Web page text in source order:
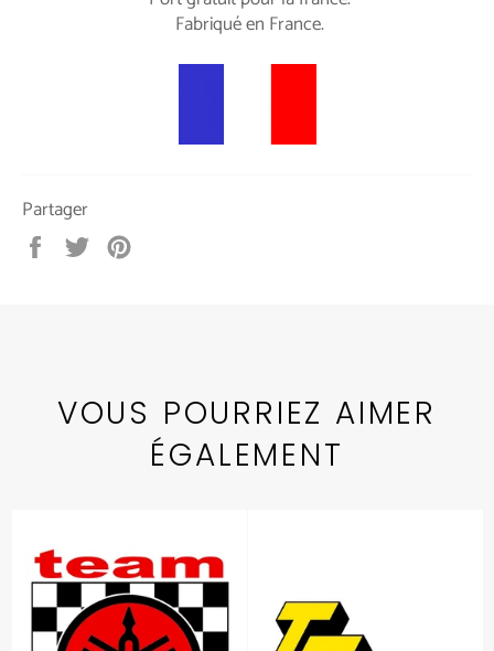
Fabriqué en France.
Partager
PartagerTweeter
sur
VOUS POURRIEZ AIMER
ÉGALEMENT